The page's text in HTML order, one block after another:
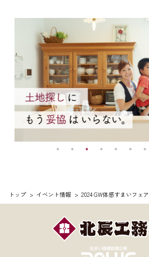
トップ イベント情報 2024 GW体感すまいフェア